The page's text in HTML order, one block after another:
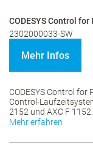
CODESYS Control for
2302000033-SW
Mehr Infos
CODESYS Control for
Control-
2152 und AXC F 1152.
Mehr erfahren